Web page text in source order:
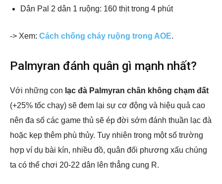
Dân Pal 2 dân 1 ruộng: 160 thịt trong 4 phút
-> Xem: Cách chống cháy ruộng trong AOE.
Palmyran đánh quân gì mạnh nhất?
Với những con lạc đà Palmyran chân không chạm đất
(+25% tốc chạy) sẽ đem lại sự cơ động và hiệu quả cao
nên đa số các game thủ sẽ ép đời sớm đánh thuần lạc đà
hoặc kẹp thêm phù thủy. Tuy nhiên trong một số trường
hợp ví dụ bài kín, nhiều đồ, quân đối phương xấu chúng
ta có thể chơi 20-22 dân lên thẳng cung R.